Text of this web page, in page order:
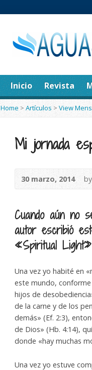
Inicio Revista
Home > Artículos>View
Mi jornada
30 marzo, 2014
Cuando aún no
autor escribió
«Spiritual Light»
Una vez yo habité en
este mundo,
hijos de
de la carne y de los
demás» (Ef. 2:3),
de Dios» (Hb. 4:14),
donde «hay muchas
Una vez yo estuve